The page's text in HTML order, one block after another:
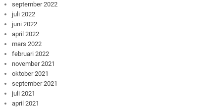
september 2022
juli 2022
juni 2022
april 2022
mars 2022
februari 2022
november 2021
oktober 2021
september 2021
juli 2021
april 2021